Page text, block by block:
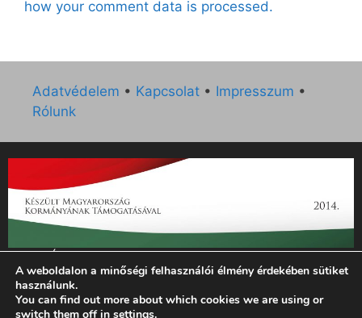
how your comment data is processed.
Adatvédelem • Kapcsolat • Impresszum •
Rólunk
„Az Új Ember katolikus hetilap 2014. évi működésének
támogatását az EGYH-KCP-14-P-0121 sz. támogatási
szerződés keretében 3 000 000 Ft összegben támogatta az
Emberi Erőforrások Minisztériuma.”
A weboldalon a minőségi felhasználói élmény érdekében sütiket
használunk.
You can find out more about which cookies we are using or
switch them off in settings.